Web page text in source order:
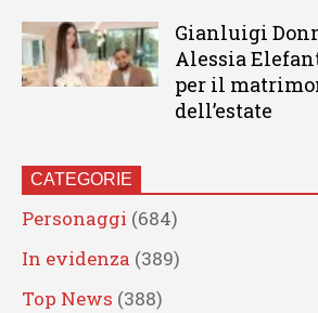
Gianluigi
Alessia
per il
dell’estate
CATEGORIE
Personaggi (684)
In evidenza (389)
Top News (388)